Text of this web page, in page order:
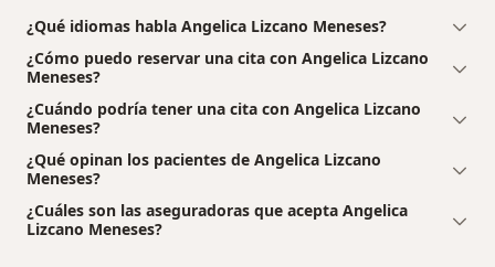
¿Qué idiomas habla Angelica Lizcano Meneses?
¿Cómo puedo reservar una cita con Angelica Lizcano
Meneses?
¿Cuándo podría tener una cita con Angelica Lizcano
Meneses?
¿Qué opinan los pacientes de Angelica Lizcano
Meneses?
¿Cuáles son las aseguradoras que acepta Angelica
Lizcano Meneses?